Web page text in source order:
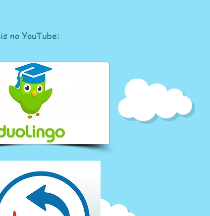
no YouTube: